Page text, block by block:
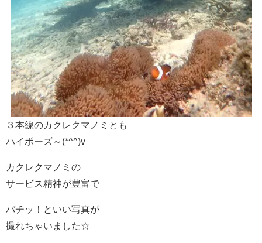
３本線のカクレクマノミとも
ハイポーズ～(*^^)v
カクレクマノミの
サービス精神が豊富で
バチッ！といい写真が
撮れちゃいました☆